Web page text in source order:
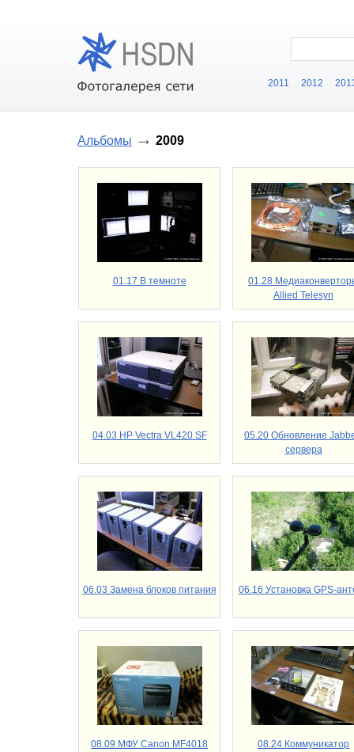
2012
2011
Альбомы → 2009
01.17 В темноте
01.28
Allied Telesyn
04.03 HP Vectra VL420 SF
05.20 Обновление
сервера
06.03 Замена блоков питания 06.16 Установка GPS-
08.09 МФУ Canon MF4018
08.24 Коммуникатор